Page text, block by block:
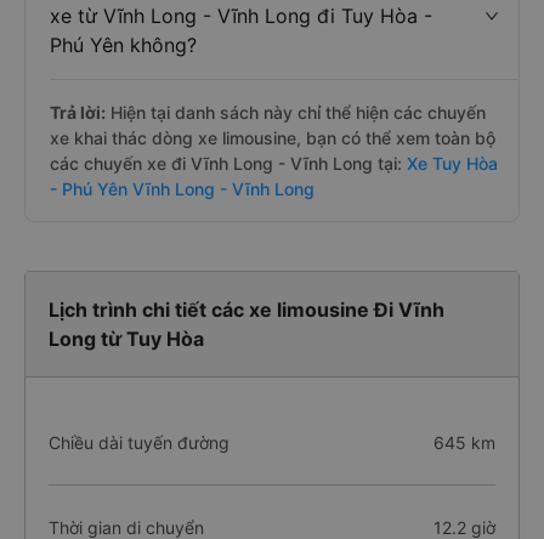
xe từ Vĩnh Long - Vĩnh Long đi Tuy Hòa -
Phú Yên không?
Trả lời: Hiện tại danh sách này chỉ thể hiện các chuyến
xe khai thác dòng xe limousine, bạn có thể xem toàn bộ
các chuyến xe đi Vĩnh Long - Vĩnh Long tại: Xe Tuy Hòa
- Phú Yên Vĩnh Long - Vĩnh Long
Lịch trình chi tiết các xe limousine Đi Vĩnh
Long từ Tuy Hòa
Chiều dài tuyến đường 645 km
Thời gian di chuyển 12.2 giờ